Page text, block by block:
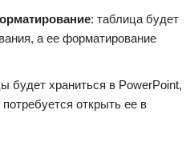
: таблица будет
а ее форматирование
будет храниться в PowerPoint,
открыть ее в